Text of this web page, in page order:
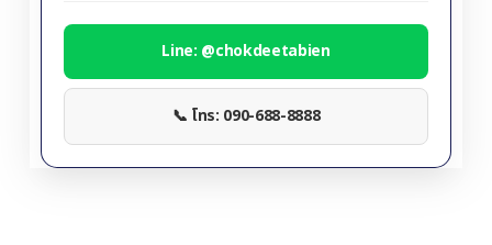
Line: @chokdeetabien
📞 โทร: 090-688-8888